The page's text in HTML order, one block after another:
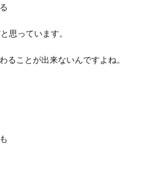
思っています。
ることが出来ないんですよね。